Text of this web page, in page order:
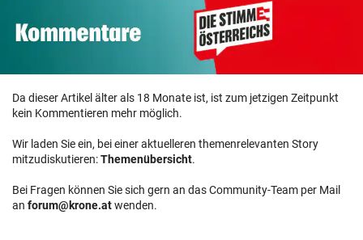
Da dieser Artikel älter als 18 Monate ist, ist zum jetzigen Zeitpunkt
kein Kommentieren mehr möglich.
Wir laden Sie ein, bei einer aktuelleren themenrelevanten Story
mitzudiskutieren:Themenübersicht.
Bei Fragen können Sie sich gern an das Community-Team per Mail
an forum@krone.atwenden.